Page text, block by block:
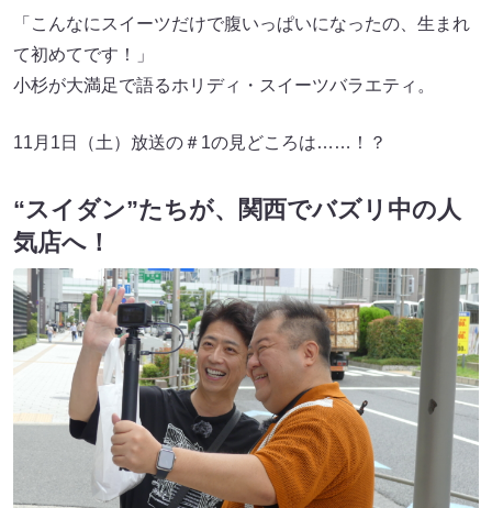
「こんなにスイーツだけで腹いっぱいになったの、生まれ
て初めてです！」
小杉が大満足で語るホリディ・スイーツバラエティ。
11月1日（土）放送の＃1の見どころは……！？
“スイダン”たちが、関西でバズリ中の人
気店へ！